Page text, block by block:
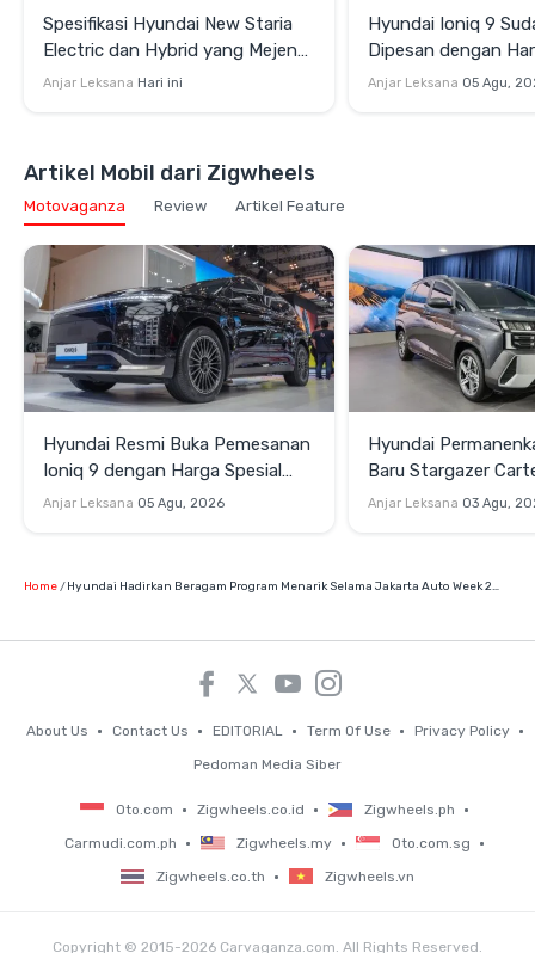
Spesifikasi Hyundai New Staria
Electric dan Hybrid yang Mejeng
di GIIAS 2026
Anjar Leksana Hari ini
Hyundai Ioniq 9
Dipesan dengan
Rp1,49 Miliar, SUV
Anjar Leksana 05 Agu,
Artikel Mobil dari Zigwheels
Motovaganza Review Artikel Feature
Hyundai Resmi Buka Pemesanan
Ioniq 9 dengan Harga Spesial
Rp1,49 Miliar di GIIAS 2026
Anjar Leksana 05 Agu, 2026
Hyundai
Baru Stargazer
2026, Mulai
Anjar Leksana 03 Agu,
Home Hyundai Hadirkan Beragam Program Menarik Selama Jakarta Auto Week 2022
About Us Contact Us EDITORIAL Term Of Use
Privacy Policy
Pedoman Media Siber
Oto.com Zigwheels.co.id
Zigwheels.ph
Carmudi.com.ph
Zigwheels.my
Oto.com.sg
Zigwheels.co.th
Zigwheels.vn
Copyright © 2015-2026 Carvaganza.com. All Rights Reserved.